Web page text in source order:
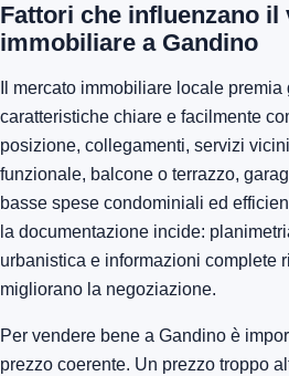
Fattori che influenzano il
immobiliare a Gandino
Il mercato immobiliare locale
caratteristiche chiare e facilmente
posizione, collegamenti, servizi
funzionale, balcone o terrazzo,
basse spese condominiali ed
la documentazione incide:
urbanistica e informazioni complete
migliorano la negoziazione.
Per vendere bene a Gandino è
prezzo coerente. Un prezzo troppo